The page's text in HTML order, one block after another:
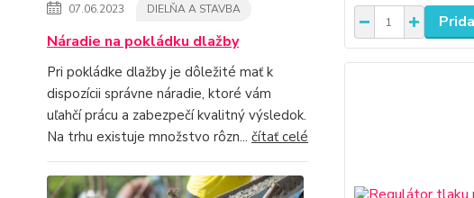
07.06.2023 DIELŇA A STAVBA
Náradie na pokládku dlažby
Pri pokládke dlažby je dôležité mať k
dispozícii správne náradie, ktoré vám
uľahčí prácu a zabezpečí kvalitný výsledok.
Na trhu existuje množstvo rôzn... čítať celé